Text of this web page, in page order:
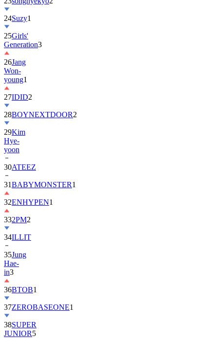
24Suzy1
25Girls'
Generation3
26Jang
Won-
young1
27IDID2
28BOYNEXTDOOR2
29Kim
Hye-
yoon
30ATEEZ
31BABYMONSTER1
32ENHYPEN1
332PM2
34ILLIT
35Jung
Hae-
in3
36BTOB1
37ZEROBASEONE1
38SUPER
JUNIOR5